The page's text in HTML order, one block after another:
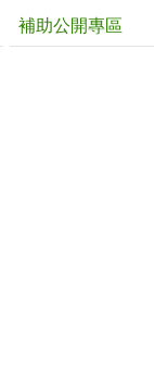
補助公開專區